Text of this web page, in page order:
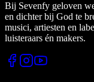
Bij Sevenfy geloven
en dichter bij God te
musici, artiesten en
luisteraars én makers.